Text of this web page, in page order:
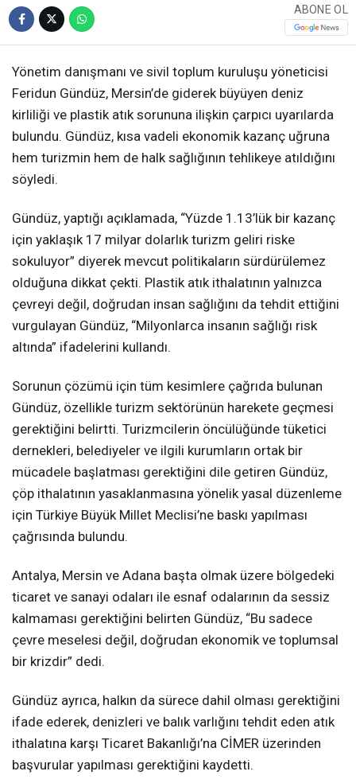
ABONE OL
Yönetim danışmanı ve sivil toplum kuruluşu yöneticisi
Feridun Gündüz, Mersin’de giderek büyüyen deniz
kirliliği ve plastik atık sorununa ilişkin çarpıcı uyarılarda
bulundu. Gündüz, kısa vadeli ekonomik kazanç uğruna
hem turizmin hem de halk sağlığının tehlikeye atıldığını
söyledi.
Gündüz, yaptığı açıklamada, “Yüzde 1.13’lük bir kazanç
için yaklaşık 17 milyar dolarlık turizm geliri riske
sokuluyor” diyerek mevcut politikaların sürdürülemez
olduğuna dikkat çekti. Plastik atık ithalatının yalnızca
çevreyi değil, doğrudan insan sağlığını da tehdit ettiğini
vurgulayan Gündüz, “Milyonlarca insanın sağlığı risk
altında” ifadelerini kullandı.
Sorunun çözümü için tüm kesimlere çağrıda bulunan
Gündüz, özellikle turizm sektörünün harekete geçmesi
gerektiğini belirtti. Turizmcilerin öncülüğünde tüketici
dernekleri, belediyeler ve ilgili kurumların ortak bir
mücadele başlatması gerektiğini dile getiren Gündüz,
çöp ithalatının yasaklanmasına yönelik yasal düzenleme
için Türkiye Büyük Millet Meclisi’ne baskı yapılması
çağrısında bulundu.
Antalya, Mersin ve Adana başta olmak üzere bölgedeki
ticaret ve sanayi odaları ile esnaf odalarının da sessiz
kalmaması gerektiğini belirten Gündüz, “Bu sadece
çevre meselesi değil, doğrudan ekonomik ve toplumsal
bir krizdir” dedi.
Gündüz ayrıca, halkın da sürece dahil olması gerektiğini
ifade ederek, denizleri ve balık varlığını tehdit eden atık
ithalatına karşı Ticaret Bakanlığı’na CİMER üzerinden
başvurular yapılması gerektiğini kaydetti.